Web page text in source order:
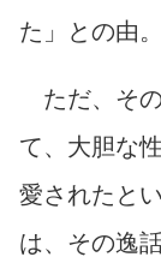
た」との由。
ただ、そ
て、大胆な
愛されたと
は、その逸